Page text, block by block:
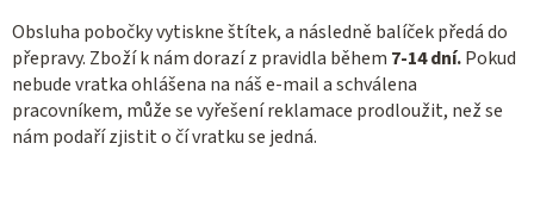
Obsluha pobočky vytiskne štítek, a následně balíček předá do
přepravy. Zboží k nám dorazí z pravidla během 7-14 dní.Pokud
nebude vratka ohlášena na náš e-mail a schválena
pracovníkem, může se vyřešení reklamace prodloužit, než se
nám podaří zjistit o čí vratku se jedná.